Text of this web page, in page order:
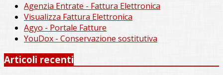
Agenzia Entrate - Fattura Elettronica
Visualizza Fattura Elettronica
Agyo - Portale Fatture
YouDox - Conservazione sostitutiva
Articoli recenti